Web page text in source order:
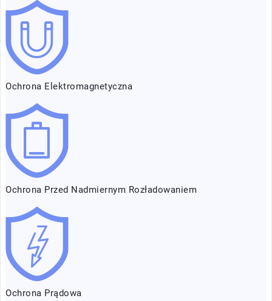
Ochrona Elektromagnetyczna
Ochrona Przed Nadmiernym Rozładowaniem
Ochrona Prądowa